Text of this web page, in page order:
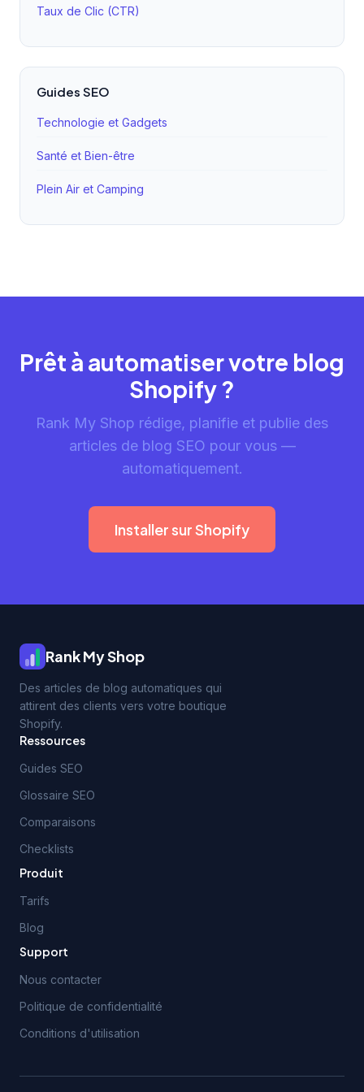
Taux de Clic (CTR)
Guides SEO
Technologie et Gadgets
Santé et Bien-être
Plein Air et Camping
Prêt à automatiser votre blog
Shopify ?
Rank My Shop rédige, planifie et publie des
articles de blog SEO pour vous —
automatiquement.
Installer sur Shopify
Rank My Shop
Des articles de blog automatiques qui
attirent des clients vers votre boutique
Shopify.
Ressources
Guides SEO
Glossaire SEO
Comparaisons
Checklists
Produit
Tarifs
Blog
Support
Nous contacter
Politique de confidentialité
Conditions d'utilisation